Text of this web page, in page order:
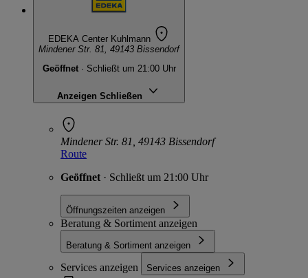
EDEKA Center Kuhlmann
Mindener Str. 81, 49143 Bissendorf
Geöffnet · Schließt um 21:00 Uhr
Anzeigen Schließen
Mindener Str. 81, 49143 Bissendorf
Route
Geöffnet · Schließt um 21:00 Uhr
Öffnungszeiten anzeigen
Beratung & Sortiment anzeigen
Beratung & Sortiment anzeigen
Services anzeigen Services anzeigen